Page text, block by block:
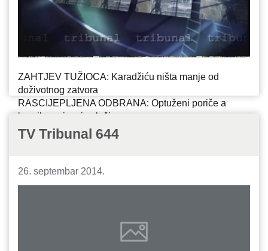
ZAHTJEV TUŽIOCA: Karadžiću ništa manje od
doživotnog zatvora
RASCIJEPLJENA ODBRANA: Optuženi poriče a
branilac priznaje zločine
"PRIHVATILIŠTE": Nesigurna sudbina u "sigurnoj
TV Tribunal 644
26. septembar 2014.